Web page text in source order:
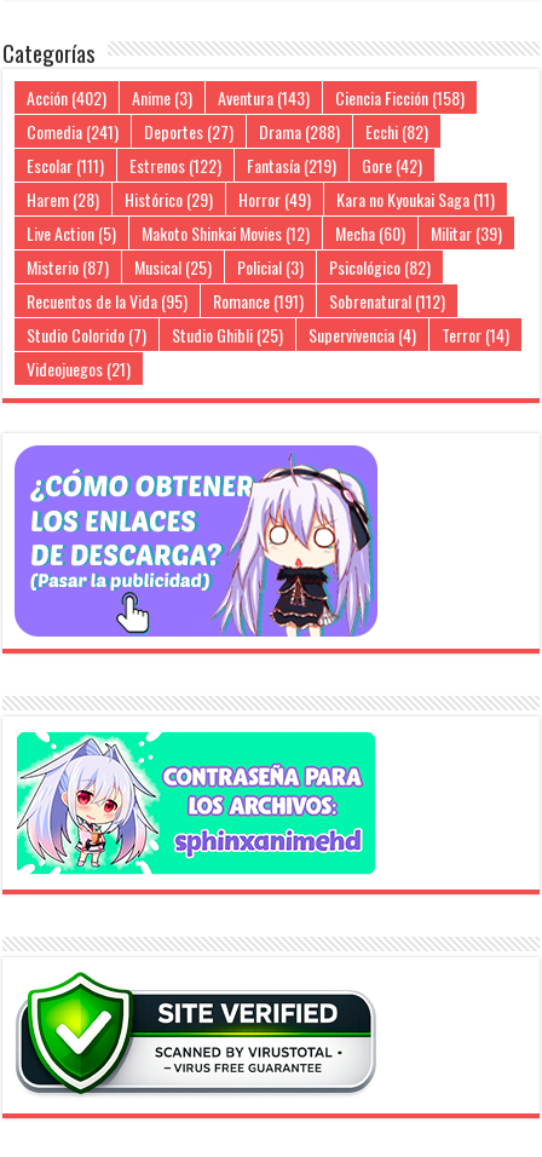
Categorías
Acción(402) Anime(3) Aventura(143) Ciencia Ficción(158)
Comedia(241) Deportes(27) Drama(288) Ecchi(82)
Escolar(111) Estrenos(122) Fantasía(219) Gore(42)
Harem(28) Histórico(29) Horror(49) Kara no Kyoukai Saga(11)
Live Action(5) Makoto Shinkai Movies(12) Mecha(60) Militar(39)
Misterio(87) Musical(25) Policial(3) Psicológico(82)
Recuentos de la Vida(95) Romance(191) Sobrenatural(112)
Studio Colorido(7) Studio Ghibli(25) Supervivencia(4) Terror(14)
Videojuegos(21)